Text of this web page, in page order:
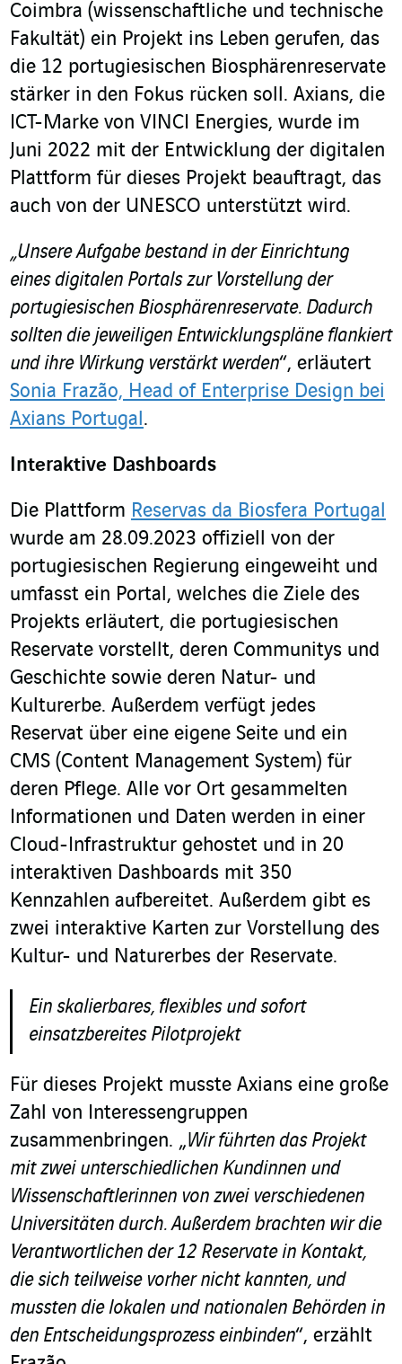
Coimbra (wissenschaftliche und technische
Fakultät) ein Projekt ins Leben gerufen, das
die 12 portugiesischen Biosphärenreservate
stärker in den Fokus rücken soll. Axians, die
ICT-Marke von VINCI Energies, wurde im
Juni 2022 mit der Entwicklung der digitalen
Plattform für dieses Projekt beauftragt, das
auch von der UNESCO unterstützt wird.
„Unsere Aufgabe bestand in der Einrichtung
eines digitalen Portals zur Vorstellung der
portugiesischen Biosphärenreservate. Dadurch
sollten die jeweiligen Entwicklungspläne flankiert
und ihre Wirkung verstärkt werden“, erläutert
Sonia Frazão, Head of Enterprise Design bei
Axians Portugal.
Interaktive Dashboards
Die Plattform Reservas da Biosfera Portugal
wurde am 28.09.2023 offiziell von der
portugiesischen Regierung eingeweiht und
umfasst ein Portal, welches die Ziele des
Projekts erläutert, die portugiesischen
Reservate vorstellt, deren Communitys und
Geschichte sowie deren Natur- und
Kulturerbe. Außerdem verfügt jedes
Reservat über eine eigene Seite und ein
CMS (Content Management System) für
deren Pflege. Alle vor Ort gesammelten
Informationen und Daten werden in einer
Cloud-Infrastruktur gehostet und in 20
interaktiven Dashboards mit 350
Kennzahlen aufbereitet. Außerdem gibt es
zwei interaktive Karten zur Vorstellung des
Kultur- und Naturerbes der Reservate.
Ein skalierbares, flexibles und sofort
einsatzbereites Pilotprojekt
Für dieses Projekt musste Axians eine große
Zahl von Interessengruppen
zusammenbringen. „Wir führten das Projekt
mit zwei unterschiedlichen Kundinnen und
Wissenschaftlerinnen von zwei verschiedenen
Universitäten durch. Außerdem brachten wir die
Verantwortlichen der 12 Reservate in Kontakt,
die sich teilweise vorher nicht kannten, und
mussten die lokalen und nationalen Behörden in
den Entscheidungsprozess einbinden“, erzählt